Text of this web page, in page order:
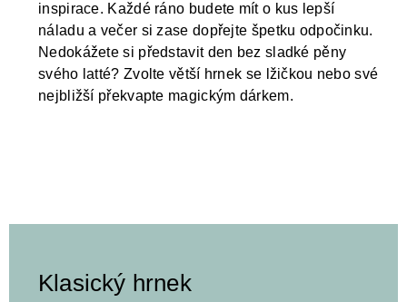
inspirace. Každé ráno budete mít o kus lepší
náladu a večer si zase dopřejte špetku odpočinku.
Nedokážete si představit den bez sladké pěny
svého latté? Zvolte větší hrnek se lžičkou nebo své
nejbližší překvapte magickým dárkem.
Klasický hrnek